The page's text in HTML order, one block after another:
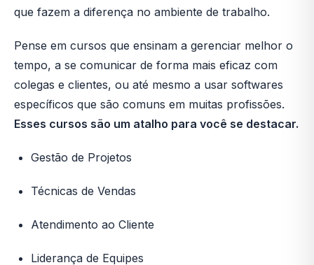
que fazem a diferença no ambiente de trabalho.
Pense em cursos que ensinam a gerenciar melhor o
tempo, a se comunicar de forma mais eficaz com
colegas e clientes, ou até mesmo a usar softwares
específicos que são comuns em muitas profissões.
Esses cursos são um atalho para você se destacar.
Gestão de Projetos
Técnicas de Vendas
Atendimento ao Cliente
Liderança de Equipes